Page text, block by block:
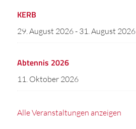
KERB
29. August 2026- 31. August 2026
Abtennis 2026
11. Oktober 2026
Alle Veranstaltungen anzeigen